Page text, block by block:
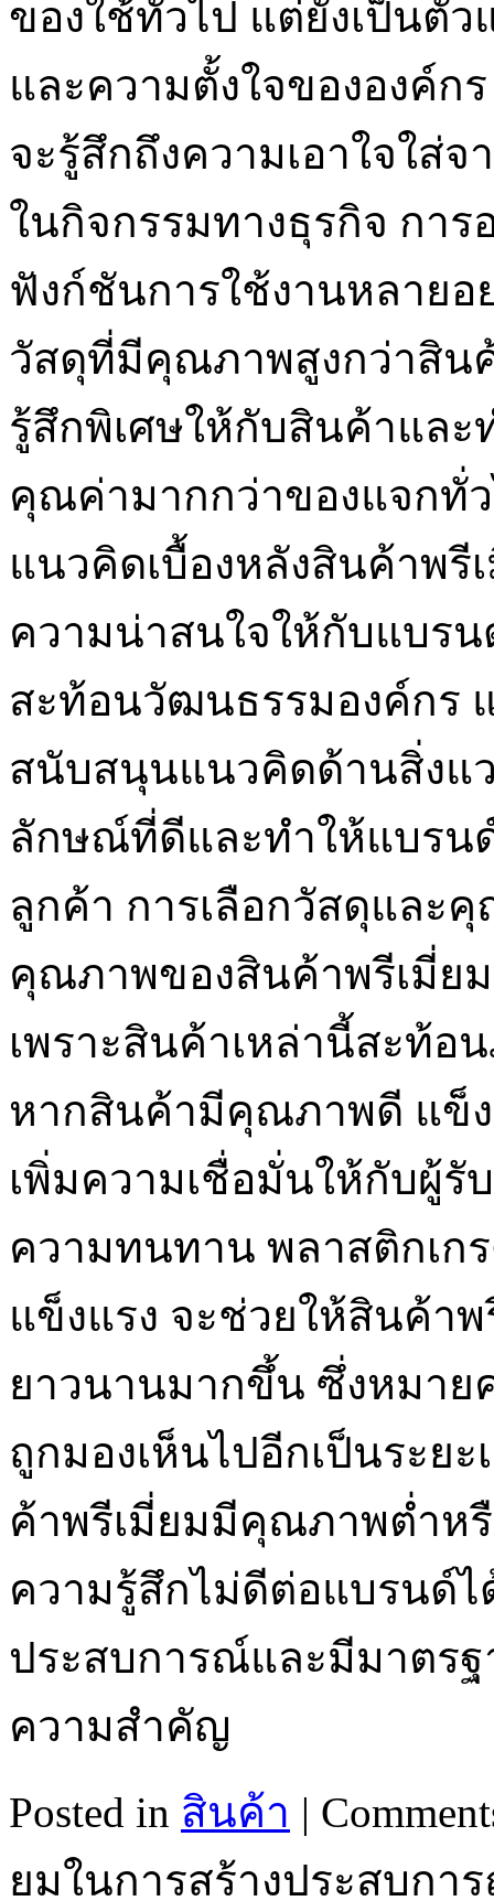
ของใช้ทั่วไป แต่ยังเป็นตั
และความตั้งใจขององค์ก
จะรู้สึกถึงความเอาใจใส่
ในกิจกรรมทางธุรกิจ กา
ฟังก์ชันการใช้งานหลายอ
วัสดุที่มีคุณภาพสูงกว่าสิน
รู้สึกพิเศษให้กับสินค้าและ
คุณค่ามากกว่าของแจกทั่ว
แนวคิดเบื้องหลังสินค้าพรี
ความน่าสนใจให้กับแบร
สะท้อนวัฒนธรรมองค์กร
สนับสนุนแนวคิดด้านสิ่งแ
ลักษณ์ที่ดีและทำให้แบรน
ลูกค้า การเลือกวัสดุและ
คุณภาพของสินค้าพรีเมี่ย
เพราะสินค้าเหล่านี้สะท้
หากสินค้ามีคุณภาพดี แข็ง
เพิ่มความเชื่อมั่นให้กับผู้รั
ความทนทาน พลาสติกเ
แข็งแรง จะช่วยให้สินค้า
ยาวนานมากขึ้น ซึ่งหมาย
ถูกมองเห็นไปอีกเป็นระย
ค้าพรีเมี่ยมมีคุณภาพต่ำหรื
ความรู้สึกไม่ดีต่อแบรนด์
ประสบการณ์และมีมาตร
ความสำคัญ
Posted in สินค้า |
ยมในการสร้างประสบก